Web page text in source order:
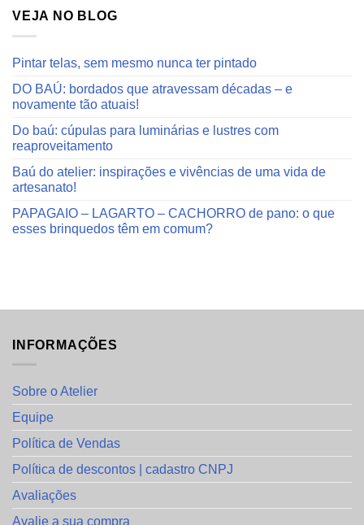
VEJA NO BLOG
Pintar telas, sem mesmo nunca ter pintado
DO BAÚ: bordados que atravessam décadas – e
novamente tão atuais!
Do baú: cúpulas para luminárias e lustres com
reaproveitamento
Baú do atelier: inspirações e vivências de uma vida de
artesanato!
PAPAGAIO – LAGARTO – CACHORRO de pano: o que
esses brinquedos têm em comum?
INFORMAÇÕES
Sobre o Atelier
Equipe
Política de Vendas
Política de descontos | cadastro CNPJ
Avaliações
Avalie a sua compra